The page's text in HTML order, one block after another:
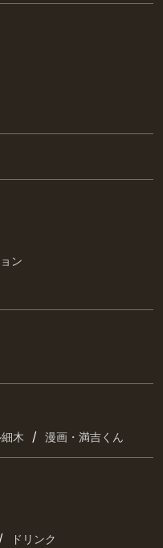
ン
木 / 漫画・満吉くん
/ ドリンク